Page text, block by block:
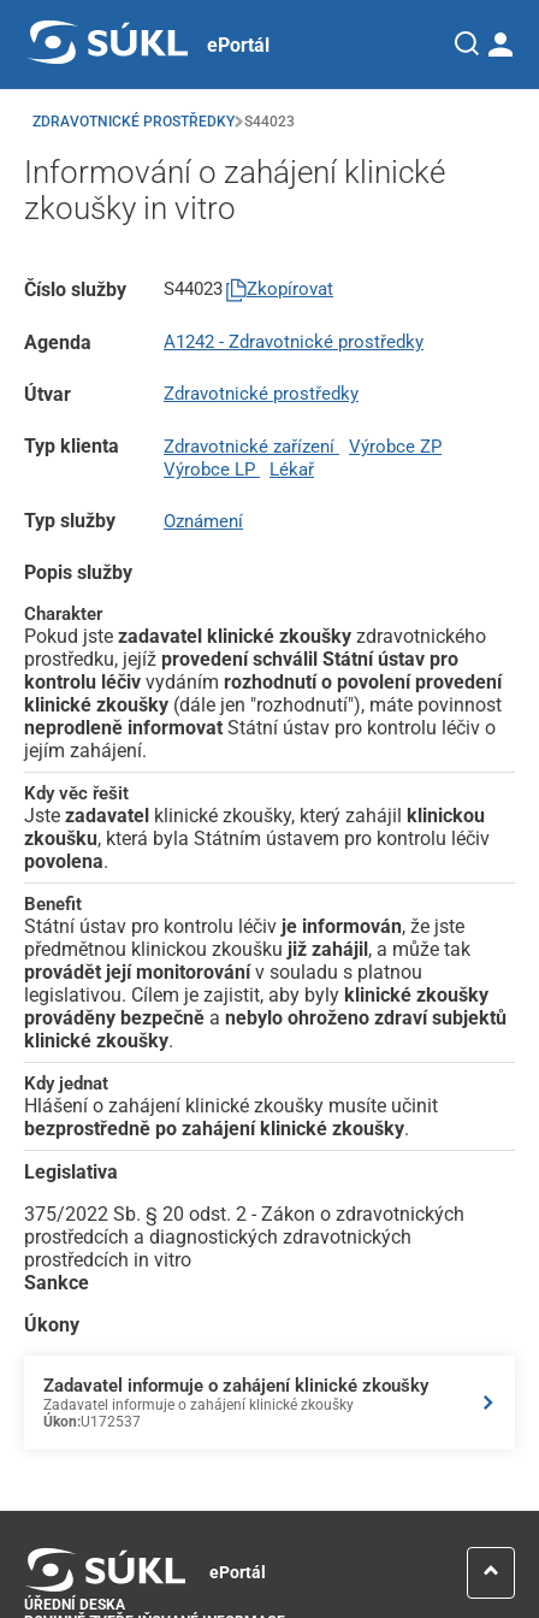
ePortál
ZDRAVOTNICKÉ PROSTŘEDKY S44023
Informování o zahájení klinické
zkoušky in vitro
Číslo služby S44023 Zkopírovat
Agenda A1242 - Zdravotnické prostředky
Útvar Zdravotnické prostředky
Typ klienta Zdravotnické zařízení
Výrobce ZP
Výrobce LP
Lékař
Typ služby Oznámení
Popis služby
Charakter
Pokud jste zadavatel klinické zkoušky zdravotnického
prostředku, jejíž provedení schválil Státní ústav pro
kontrolu léčiv vydáním rozhodnutí o povolení provedení
klinické zkoušky (dále jen "rozhodnutí"), máte povinnost
neprodleně informovat Státní ústav pro kontrolu léčiv o
jejím zahájení.
Kdy věc řešit
Jste zadavatel klinické zkoušky, který zahájil klinickou
zkoušku, která byla Státním ústavem pro kontrolu léčiv
povolena.
Benefit
Státní ústav pro kontrolu léčiv je informován, že jste
předmětnou klinickou zkoušku již zahájil, a může tak
provádět její monitorovánív souladu s platnou
legislativou. Cílem je zajistit, aby byly klinické zkoušky
prováděny bezpečně a nebylo ohroženo zdraví subjektů
klinické zkoušky.
Kdy jednat
Hlášení o zahájení klinické zkoušky musíte učinit
bezprostředně po zahájení klinické zkoušky.
Legislativa
375/2022 Sb. § 20 odst. 2 - Zákon o zdravotnických
prostředcích a diagnostických zdravotnických
prostředcích in vitro
Sankce
Úkony
Zadavatel informuje o zahájení klinické zkoušky
Zadavatel informuje o zahájení klinické zkoušky
Úkon:U172537
ePortál
ÚŘEDNÍ DESKA